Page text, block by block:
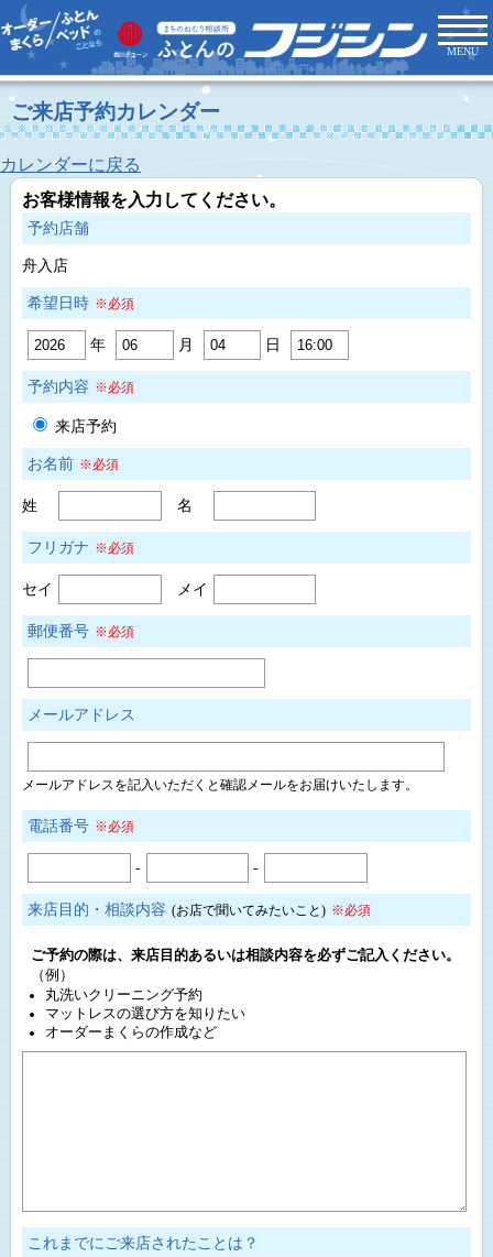
MENU
ご来店予約カレンダー
カレンダーに戻る
お客様情報を入力してください。
予約店舗
舟入店
希望日時 ※必須
年 月 日
予約内容 ※必須
来店予約
お名前 ※必須
姓 名
フリガナ ※必須
セイ メイ
郵便番号 ※必須
メールアドレス
メールアドレスを記入いただくと確認メールをお届けいたします。
電話番号 ※必須
- -
来店目的・相談内容 (お店で聞いてみたいこと) ※必須
ご予約の際は、来店目的あるいは相談内容を必ずご記入ください。
（例）
丸洗いクリーニング予約
マットレスの選び方を知りたい
オーダーまくらの作成など
これまでにご来店されたことは？